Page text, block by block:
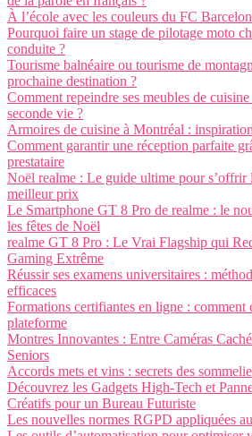
À l’école avec les couleurs du FC
Pourquoi faire un stage de pilotage moto
conduite ?
Tourisme balnéaire ou tourisme de
prochaine destination ?
Comment repeindre ses meubles de
seconde vie ?
Armoires de cuisine à Montréal :
Comment garantir une réception parfaite
prestataire
Noël realme : Le guide ultime pour s’offrir
meilleur prix
Le Smartphone GT 8 Pro de realme : le
les fêtes de Noël
realme GT 8 Pro : Le Vrai Flagship qui
Gaming Extrême
Réussir ses examens universitaires :
efficaces
Formations certifiantes en ligne : comment
plateforme
Montres Innovantes : Entre Caméras
Seniors
Accords mets et vins : secrets des
Découvrez les Gadgets High-Tech et
Créatifs pour un Bureau Futuriste
Les nouvelles normes RGPD appliquées